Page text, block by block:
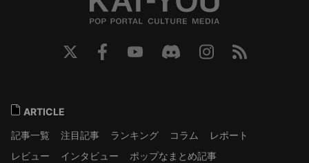
ARTICLE
記事一覧
注目記事 ランキング コラム
レポート
レビュー
インタビュー ポップなまとめ記事